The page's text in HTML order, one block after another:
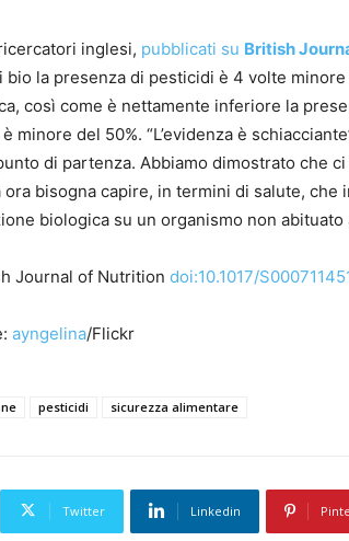
inglesi, pubblicati su British
bio la presenza di pesticidi è 4 volte
così come è nettamente inferiore la
minore del 50%. “L’evidenza è
di partenza. Abbiamo dimostrato che
bisogna capire, in termini di salute, che
biologica su un organismo non
Journal of Nutrition doi:10.1017/
ayngelina/Flickr
pesticidi sicurezza alimentare
Twitter Linkedin